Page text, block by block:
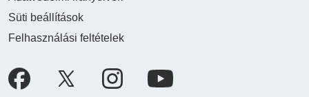
Süti beállítások
Felhasználási feltételek